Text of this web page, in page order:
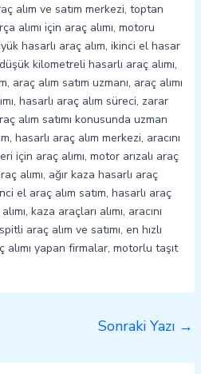
alım ve satım merkezi, toptan
alımı için araç alımı, motoru
hasarlı araç alım, ikinci el hasar
kilometreli hasarlı araç alımı,
araç alım satım uzmanı, araç alımı
hasarlı araç alım süreci, zarar
alım satımı konusunda uzman
hasarlı araç alım merkezi, aracını
için araç alımı, motor arızalı araç
alımı, ağır kaza hasarlı araç
el araç alım satım, hasarlı araç
kaza araçları alımı, aracını
araç alım ve satımı, en hızlı
alımı yapan firmalar, motorlu taşıt
Sonraki Yazı →